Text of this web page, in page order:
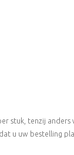
stuk, tenzij anders
u uw bestelling